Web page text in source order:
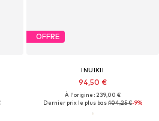
OFFRE
INUIKII
94,50 €
À l'origine : 239,00 €
Dernier prix le plus bas :104,25 €-9%